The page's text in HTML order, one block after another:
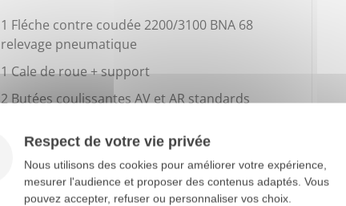
1 Fléche contre coudée 2200/3100 BNA 68
relevage pneumatique
1 Cale de roue + support
2 Butées coulissantes AV et AR standards
Respect de votre vie privée
Nous utilisons des cookies pour améliorer votre expérience,
mesurer l'audience et proposer des contenus adaptés. Vous
pouvez accepter, refuser ou personnaliser vos choix.